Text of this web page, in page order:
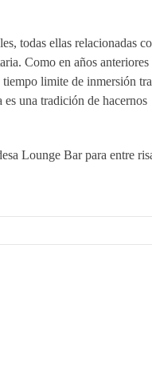
todas ellas relacionadas
Como en años
limite de inmersión
una tradición de
Lounge Bar para entre